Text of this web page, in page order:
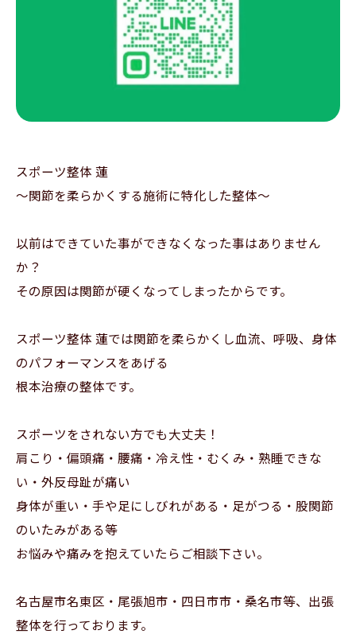
スポーツ整体 蓮
～関節を柔らかくする施術に特化した整体～
以前はできていた事ができなくなった事はありません
か？
その原因は関節が硬くなってしまったからです。
スポーツ整体 蓮では関節を柔らかくし血流、呼吸、身体
のパフォーマンスをあげる
根本治療の整体です。
スポーツをされない方でも大丈夫！
肩こり・偏頭痛・腰痛・冷え性・むくみ・熟睡できな
い・外反母趾が痛い
身体が重い・手や足にしびれがある・足がつる・股関節
のいたみがある等
お悩みや痛みを抱えていたらご相談下さい。
名古屋市名東区・尾張旭市・四日市市・桑名市等、出張
整体を行っております。